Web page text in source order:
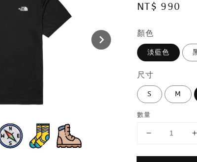
Regular
NT$ 990
顏色
淡藍色
尺寸
S M
數量